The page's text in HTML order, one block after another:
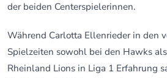
der beiden Centerspielerinnen.
Während Carlotta Ellenrieder in den
Spielzeiten sowohl bei den Hawks
Rheinland Lions in Liga 1 Erfahrung